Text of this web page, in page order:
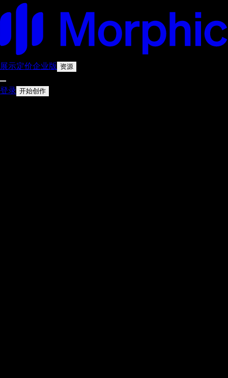
展示定价企业版 资源
登录 开始创作